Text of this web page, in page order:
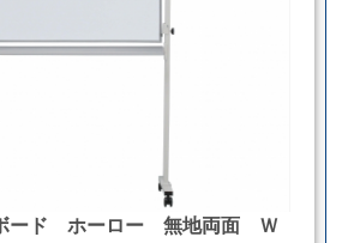
ード ホーロー 無地両面 Ｗ